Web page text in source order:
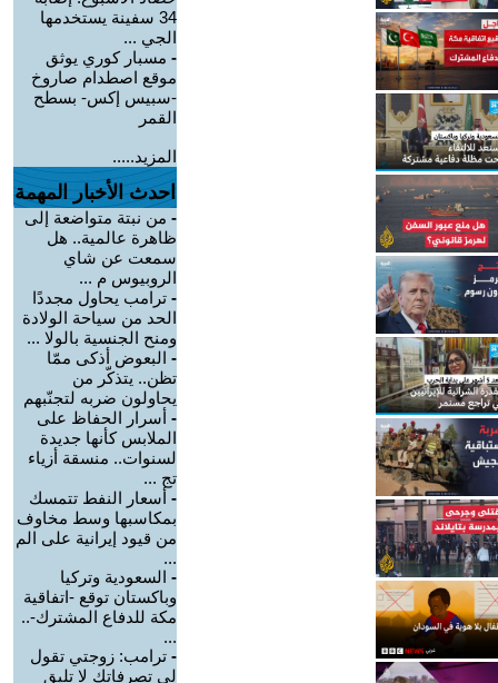
34 سفينة يستخدمها
الجي ...
- مسبار كوري يوثق
موقع اصطدام صاروخ
-سبيس إكس- بسطح
القمر
المزيد.....
احدث الأخبار المهمة
- من نبتة متواضعة إلى
ظاهرة عالمية.. هل
سمعت عن شاي
الروبيوس م ...
- ترامب يحاول مجددًا
الحد من سياحة الولادة
ومنح الجنسية بالولا ...
- البعوض أذكى ممّا
تظن.. يتذكّر من
يحاولون ضربه لتجنّبهم
- أسرار الحفاظ على
الملابس كأنها جديدة
لسنوات.. منسقة أزياء
تج ...
- أسعار النفط تتمسك
بمكاسبها وسط مخاوف
من قيود إيرانية على الم
...
- السعودية وتركيا
وباكستان توقع -اتفاقية
مكة للدفاع المشترك-..
...
- ترامب: زوجتي تقول
لي تصرفاتك لا تليق